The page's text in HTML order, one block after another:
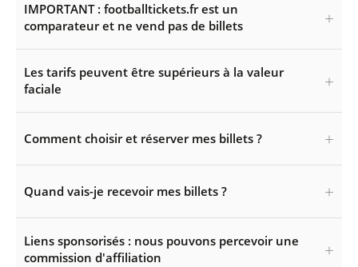
IMPORTANT : footballtickets.fr est un
comparateur et ne vend pas de billets
Les tarifs peuvent être supérieurs à la valeur
faciale
Comment choisir et réserver mes billets ?
Quand vais-je recevoir mes billets ?
Liens sponsorisés : nous pouvons percevoir une
commission d'affiliation